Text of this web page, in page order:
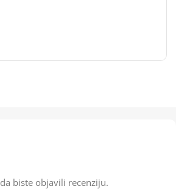
da biste objavili recenziju.